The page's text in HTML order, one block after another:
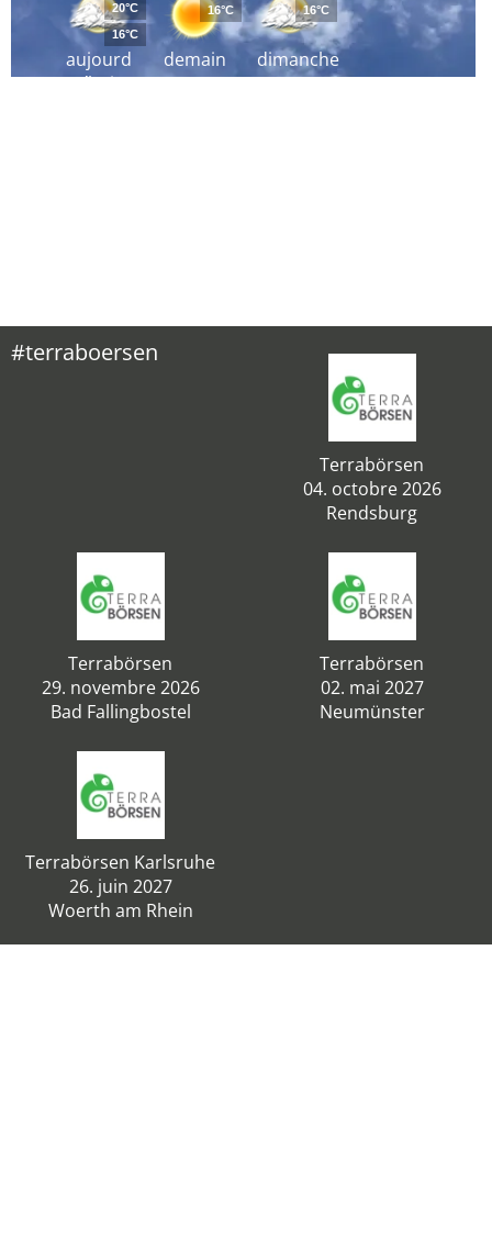
aujourd
´hui
20°C
16°C
demain
16°C
dimanche
16°C
#terraboersen
Terrabörsen
04. octobre 2026
Rendsburg
Terrabörsen
29. novembre 2026
Bad Fallingbostel
Terrabörsen
02. mai 2027
Neumünster
Terrabörsen Karlsruhe
26. juin 2027
Woerth am Rhein